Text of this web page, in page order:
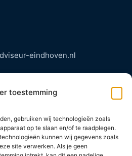
toestemming
gebruiken wij technologieën zoals
op te slaan en/of te raadplegen.
kunnen wij gegevens zoals
site verwerken. Als je geen
eindhoven.nl
ND Eindhoven (NL)